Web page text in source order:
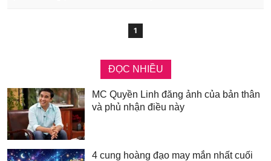
1
ĐỌC NHIỀU
MC Quyền Linh đăng ảnh của bản thân
và phủ nhận điều này
4 cung hoàng đạo may mắn nhất cuối